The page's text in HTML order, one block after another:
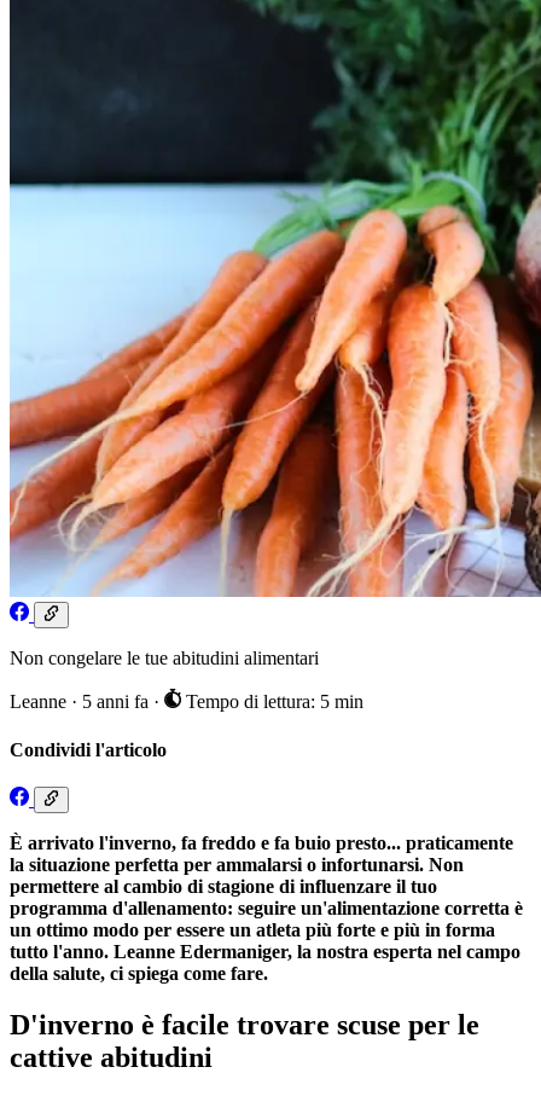
Non congelare le tue abitudini alimentari
Leanne · 5 anni fa · Tempo di lettura: 5 min
Condividi l'articolo
È arrivato l'inverno, fa freddo e fa buio presto... praticamente
la situazione perfetta per ammalarsi o infortunarsi. Non
permettere al cambio di stagione di influenzare il tuo
programma d'allenamento: seguire un'alimentazione corretta è
un ottimo modo per essere un atleta più forte e più in forma
tutto l'anno. Leanne Edermaniger, la nostra esperta nel campo
della salute, ci spiega come fare.
D'inverno è facile trovare scuse per le
cattive abitudini